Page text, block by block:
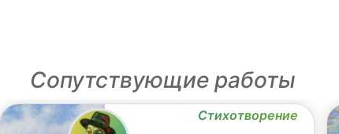
Сопутствующие работы
Стихотворение